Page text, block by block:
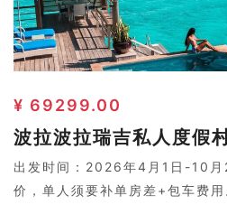
¥ 69299.00
波拉波拉瑞吉私人度假
出发时间：2026年4月1日-10月
价，单人须要补单房差+包车费